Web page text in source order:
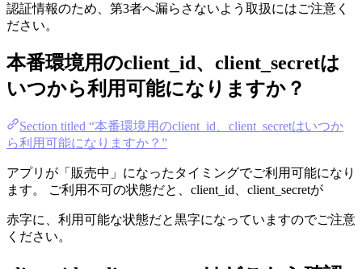
認証情報のため、第3者へ漏らさないよう取扱にはご注意く
ださい。
本番環境用のclient_id、client_secretは
いつから利用可能になりますか？
Section titled “本番環境用のclient_id、client_secretはいつか
ら利用可能になりますか？”
アプリが「販売中」になったタイミングでご利用可能になり
ます。 ご利用不可の状態だと、client_id、client_secretが
赤字に、利用可能な状態だと黒字になっていますのでご注意
ください。